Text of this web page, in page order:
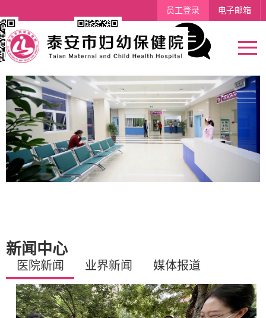
员工登录 电子邮箱
支付宝 留言
新闻中心
医院新闻 业界新闻 媒体报道
政风行风 创甲专栏